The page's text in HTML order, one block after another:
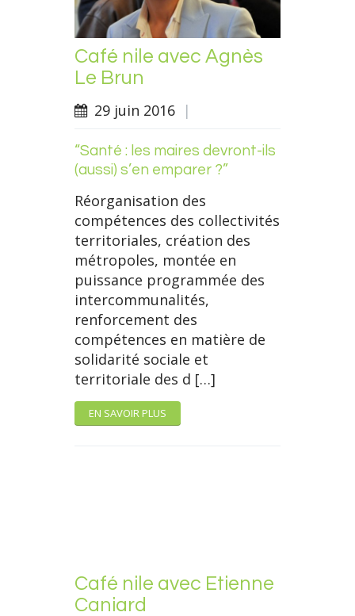
Café nile avec Agnès
Le Brun
29 juin 2016 |
“Santé : les maires devront-ils
(aussi) s’en emparer ?”
Réorganisation des
compétences des collectivités
territoriales, création des
métropoles, montée en
puissance programmée des
intercommunalités,
renforcement des
compétences en matière de
solidarité sociale et
territoriale des d […]
EN SAVOIR PLUS
Café nile avec Etienne
Caniard